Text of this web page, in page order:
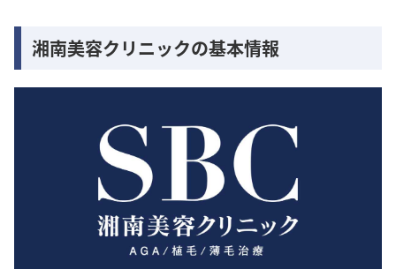
湘南美容クリニックの基本情報